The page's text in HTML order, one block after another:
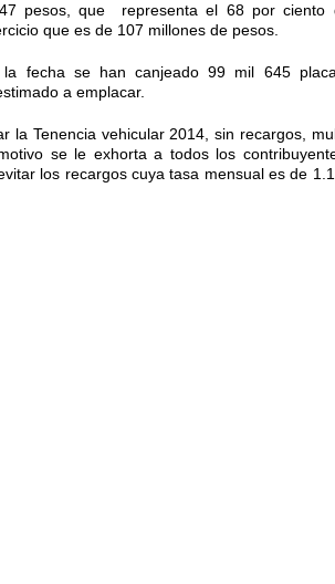
pesos, que representa el 68 por ciento
que es de 107 millones de pesos.
fecha se han canjeado 99 mil 645
a emplacar.
la Tenencia vehicular 2014, sin recargos,
se le exhorta a todos los
los recargos cuya tasa mensual es de